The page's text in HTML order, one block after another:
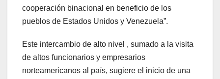
cooperación binacional en beneficio de los
pueblos de Estados Unidos y Venezuela”.
Este intercambio de alto nivel , sumado a la visita
de altos funcionarios y empresarios
norteamericanos al país, sugiere el inicio de una